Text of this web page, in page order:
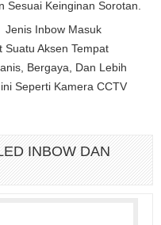
Sesuai Keinginan Sorotan.
Jenis Inbow Masuk
Suatu Aksen Tempat
Bergaya, Dan Lebih
Seperti Kamera CCTV
INBOW DAN